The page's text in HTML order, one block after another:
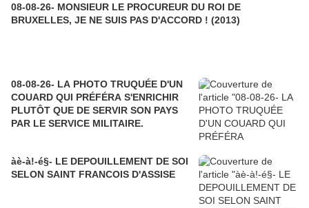
08-08-26- MONSIEUR LE PROCUREUR DU ROI DE
BRUXELLES, JE NE SUIS PAS D'ACCORD ! (2013)
08-08-26- LA PHOTO TRUQUÉE D'UN
COUARD QUI PRÉFÉRA S'ENRICHIR
PLUTÔT QUE DE SERVIR SON PAYS
PAR LE SERVICE MILITAIRE.
àè-à!-é§- LE DEPOUILLEMENT DE SOI
SELON SAINT FRANCOIS D'ASSISE